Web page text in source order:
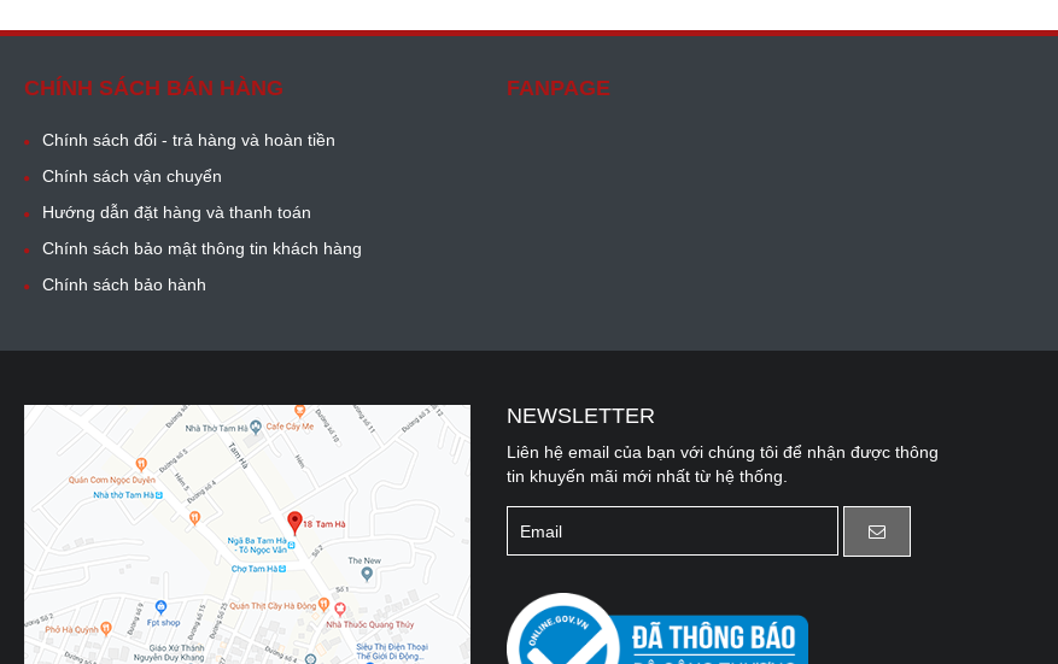
CHÍNH SÁCH BÁN HÀNG
Chính sách đổi - trả hàng và hoàn tiền
Chính sách vận chuyển
Hướng dẫn đặt hàng và thanh toán
Chính sách bảo mật thông tin khách hàng
Chính sách bảo hành
FANPAGE
NEWSLETTER
Liên hệ email của bạn với chúng tôi để nhận được thông
tin khuyến mãi mới nhất từ hệ thống.